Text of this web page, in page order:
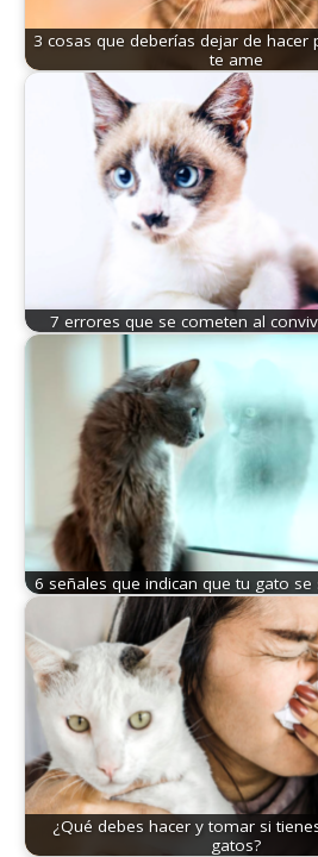
3 cosas que deberías dejar de hacer
te ame
7 errores que se cometen al
6 señales que indican que tu gato
¿Qué debes hacer y tomar si
gatos?